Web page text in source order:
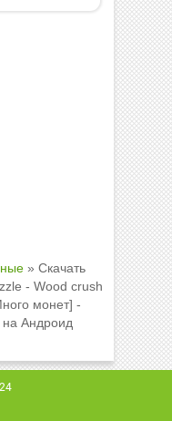
» Скачать
- Wood crush
монет] -
на Андроид